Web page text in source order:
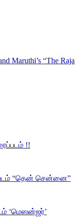
Maruthi’s “The Raja
!!
“தென் சென்னை”
‘மெஸன்ஜர்’